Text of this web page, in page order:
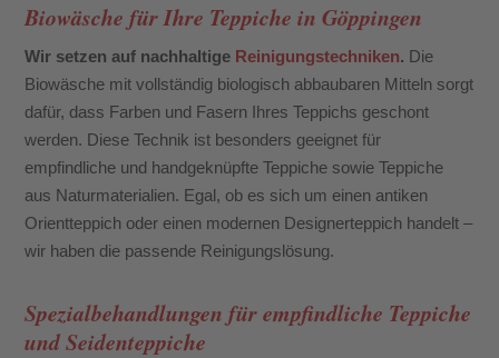
Biowäsche für Ihre Teppiche in Göppingen
Wir setzen auf nachhaltige Reinigungstechniken. Die
Biowäsche mit vollständig biologisch abbaubaren Mitteln sorgt
dafür, dass Farben und Fasern Ihres Teppichs geschont
werden. Diese Technik ist besonders geeignet für
empfindliche und handgeknüpfte Teppiche sowie Teppiche
aus Naturmaterialien. Egal, ob es sich um einen antiken
Orientteppich oder einen modernen Designerteppich handelt –
wir haben die passende Reinigungslösung.
Spezialbehandlungen für empfindliche Teppiche
und Seidenteppiche